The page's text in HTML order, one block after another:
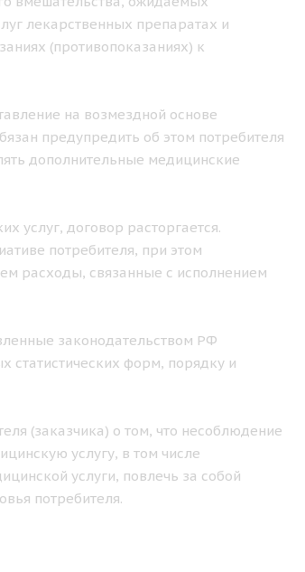
лекарственных препаратах и
(противопоказаниях) к
на возмездной основе
предупредить об этом потребителя
дополнительные медицинские
услуг, договор расторгается.
потребителя, при этом
расходы, связанные с исполнением
законодательством РФ
статистических форм, порядку и
(заказчика) о том, что несоблюдение
услугу, в том числе
услуги, повлечь за собой
потребителя.